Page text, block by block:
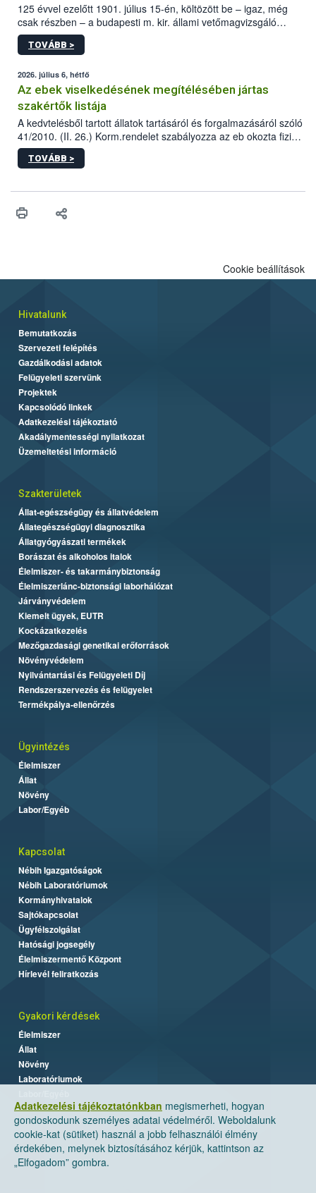
125 évvel ezelőtt 1901. július 15-én, költözött be – igaz, még
csak részben – a budapesti m. kir. állami vetőmagvizsgáló
állomás a Kis Rókus utca 15. szám alatti, Czigler Győző által
tervezett új épületébe.
TOVÁBB >
2026. július 6, hétfő
Az ebek viselkedésének megítélésében jártas
szakértők listája
A kedvtelésből tartott állatok tartásáról és forgalmazásáról szóló
41/2010. (II. 26.) Korm.rendelet szabályozza az eb okozta fizikai
sérülés, illetve ennek veszélye keletkezésekor felmerülő
hatósági feladatokat, valamint a veszélyes eb tartását és annak
vonni az ebek viselkedésének megítélésében jártas szakértőt.
TOVÁBB >
Adatkezelési tájékoztatónkban megismerheti, hogyan
gondoskodunk személyes adatai védelméről. Weboldalunk
cookie-kat (sütiket) használ a jobb felhasználói élmény
érdekében, melynek biztosításához kérjük, kattintson az
„Elfogadom” gombra.
Cookie beállítások
Hivatalunk
Bemutatkozás
Szervezeti felépítés
Gazdálkodási adatok
Felügyeleti szervünk
Projektek
Kapcsolódó linkek
Adatkezelési tájékoztató
Akadálymentességi nyilatkozat
Üzemeltetési információ
Szakterületek
Állat-egészségügy és állatvédelem
Állategészségügyi diagnosztika
Állatgyógyászati termékek
Borászat és alkoholos italok
Élelmiszer- és takarmánybiztonság
Élelmiszerlánc-biztonsági laborhálózat
Járványvédelem
Kiemelt ügyek, EUTR
Kockázatkezelés
Mezőgazdasági genetikai erőforrások
Növényvédelem
Nyilvántartási és Felügyeleti Díj
Rendszerszervezés és felügyelet
Termékpálya-ellenőrzés
Ügyintézés
Élelmiszer
Állat
Növény
Labor/Egyéb
Kapcsolat
Nébih Igazgatóságok
Nébih Laboratóriumok
Kormányhivatalok
Sajtókapcsolat
Ügyfélszolgálat
Hatósági jogsegély
Élelmiszermentő Központ
Hírlevél feliratkozás
Gyakori kérdések
Élelmiszer
Állat
Növény
Laboratóriumok